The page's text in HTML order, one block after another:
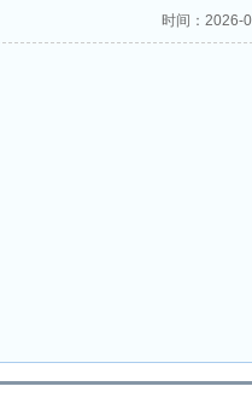
时间：2026-